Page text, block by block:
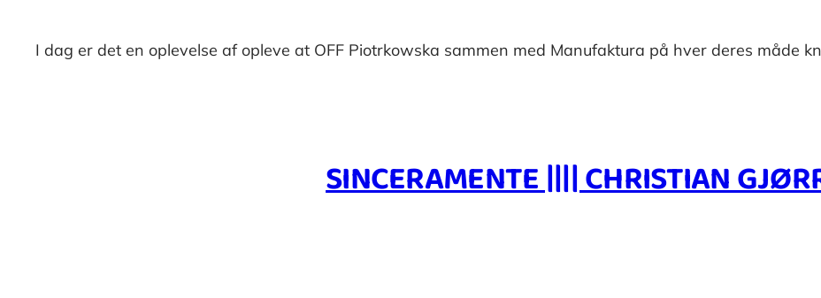
I dag er det en oplevelse af opleve at OFF Piotrkowska sammen med Manufaktura på hver deres måde
SINCERAMENTE |||| CHRISTIAN